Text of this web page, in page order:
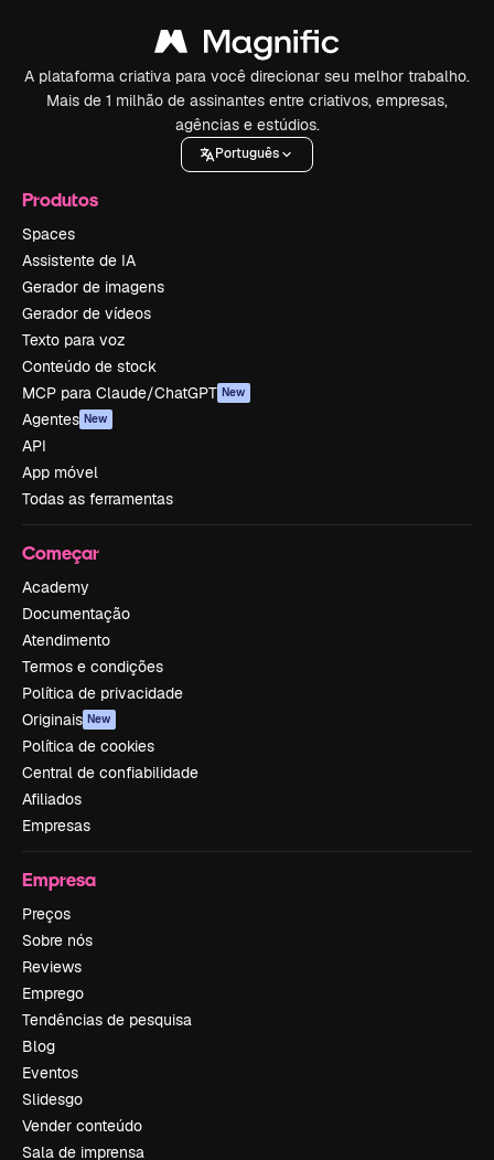
A plataforma criativa para você direcionar seu melhor trabalho.
Mais de 1 milhão de assinantes entre criativos, empresas,
agências e estúdios.
Português
Produtos
Spaces
Assistente de IA
Gerador de imagens
Gerador de vídeos
Texto para voz
Conteúdo de stock
MCP para Claude/ChatGPT New
Agentes New
API
App móvel
Todas as ferramentas
Começar
Academy
Documentação
Atendimento
Termos e condições
Política de privacidade
Originais New
Política de cookies
Central de confiabilidade
Afiliados
Empresas
Empresa
Preços
Sobre nós
Reviews
Emprego
Tendências de pesquisa
Blog
Eventos
Slidesgo
Vender conteúdo
Sala de imprensa